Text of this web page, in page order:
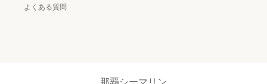
よくある質問
那覇シーマリン